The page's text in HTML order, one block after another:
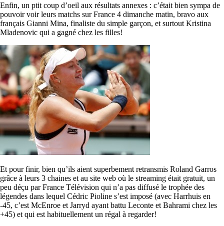
Enfin, un ptit coup d’oeil aux résultats annexes : c’était bien sympa de
pouvoir voir leurs matchs sur France 4 dimanche matin, bravo aux
français Gianni Mina, finaliste du simple garçon, et surtout Kristina
Mladenovic qui a gagné chez les filles!
Et pour finir, bien qu’ils aient superbement retransmis Roland Garros
grâce à leurs 3 chaines et au site web où le streaming était gratuit, un
peu déçu par France Télévision qui n’a pas diffusé le trophée des
légendes dans lequel Cédric Pioline s’est imposé (avec Harrhuis en
-45, c’est McEnroe et Jarryd ayant battu Leconte et Bahrami chez les
+45) et qui est habituellement un régal à regarder!